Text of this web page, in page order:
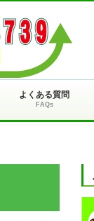
よくある質問
FAQs